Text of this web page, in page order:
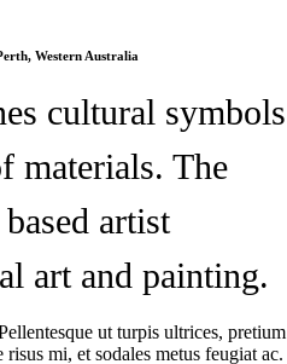
Western Australia
cultural symbols
materials. The
artist
art and painting.
ut turpis ultrices, pretium
mi, et sodales metus feugiat ac.